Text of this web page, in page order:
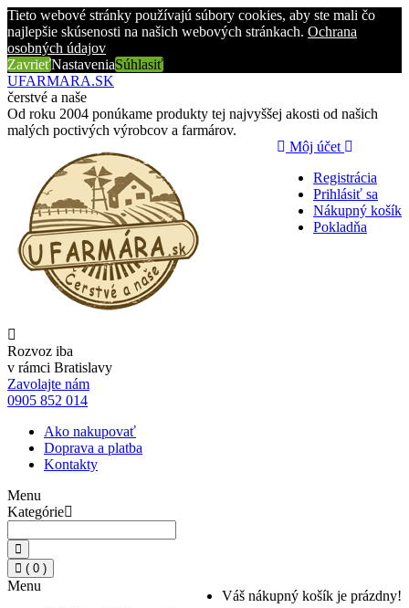
Tieto webové stránky používajú súbory cookies, aby ste mali čo
najlepšie skúsenosti na našich webových stránkach. Ochrana
osobných údajov
ZavrieťNastaveniaSúhlasiť
UFARMARA.SK
čerstvé a naše
Od roku 2004 ponúkame produkty tej najvyššej akosti od našich
malých poctivých výrobcov a farmárov.
Môj účet
Registrácia
Prihlásiť sa
Nákupný košík
Pokladňa
Rozvoz iba
v rámci Bratislavy
Zavolajte nám
0905 852 014
Ako nakupovať
Doprava a platba
Kontakty
Menu
Kategórie
( 0 )
Váš nákupný košík je prázdny!
Menu